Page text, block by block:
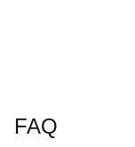
FAQ